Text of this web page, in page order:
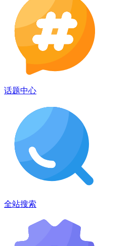
话题中心
全站搜索